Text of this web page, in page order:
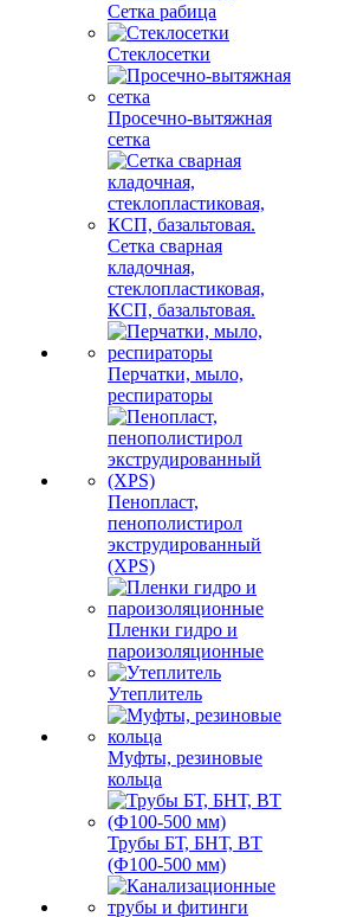
Сетка рабица
Стеклосетки
Просечно-вытяжная
сетка
Сетка сварная
кладочная,
стеклопластиковая,
КСП, базальтовая.
Перчатки, мыло,
респираторы
Пенопласт,
пенополистирол
экструдированный
(XPS)
Пленки гидро и
пароизоляционные
Утеплитель
Муфты, резиновые
кольца
Трубы БТ, БНТ, ВТ
(Ф100-500 мм)